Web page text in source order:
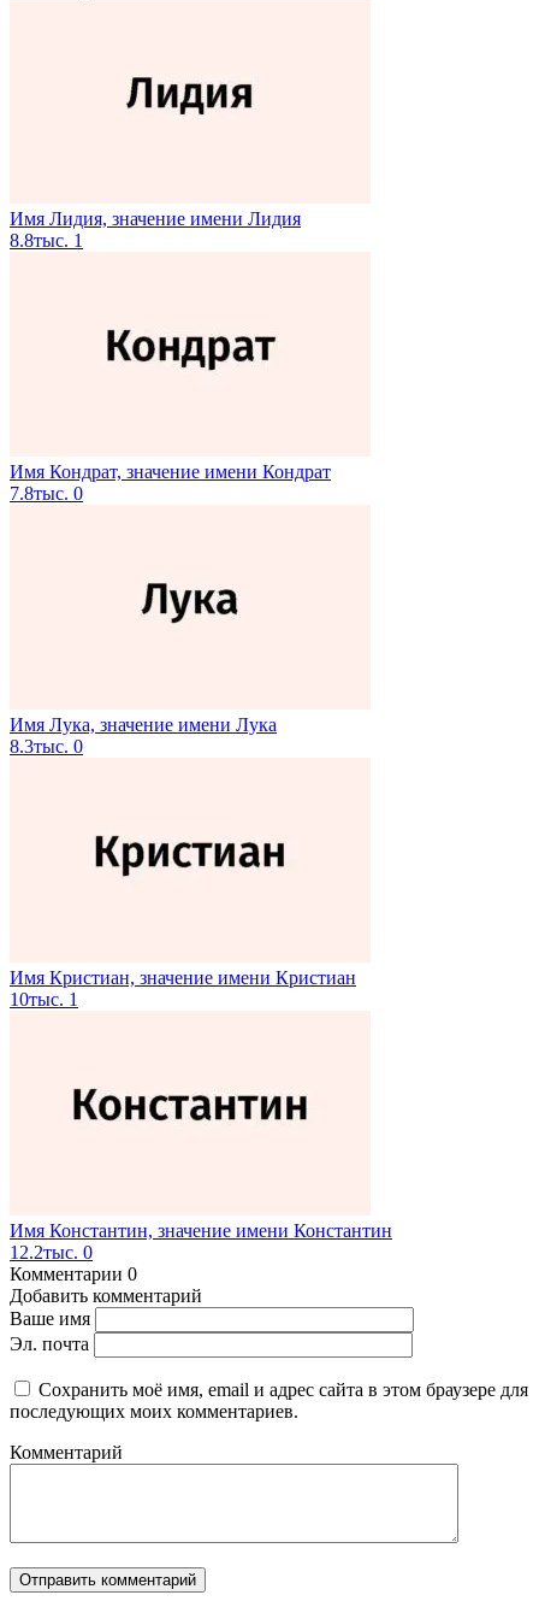
Имя Лидия, значение имени Лидия
8.8тыс. 1
Имя Кондрат, значение имени Кондрат
7.8тыс. 0
Имя Лука, значение имени Лука
8.3тыс. 0
Имя Кристиан, значение имени Кристиан
10тыс. 1
Имя Константин, значение имени Константин
12.2тыс. 0
Комментарии 0
Добавить комментарий
Ваше имя
Эл. почта
Сохранить моё имя, email и адрес сайта в этом браузере для
последующих моих комментариев.
Комментарий